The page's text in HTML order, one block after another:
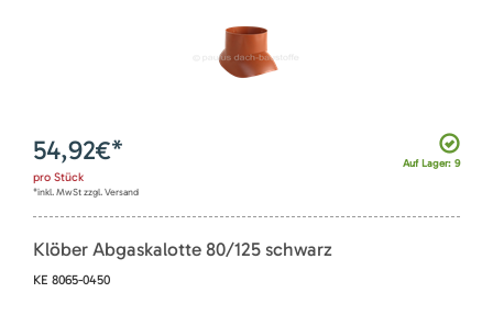
Auf Lager: 9
54,92€*
pro Stück
*inkl. MwSt zzgl. Versand
Klöber Abgaskalotte 80/125 schwarz
KE 8065-0450